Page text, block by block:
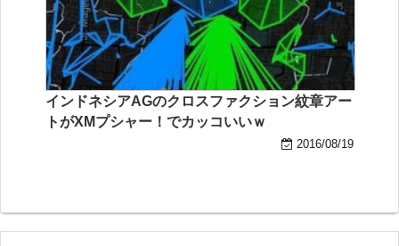
インドネシアAGのクロスファクション紋章アー
トがXMプシャー！でカッコいいｗ
2016/08/19